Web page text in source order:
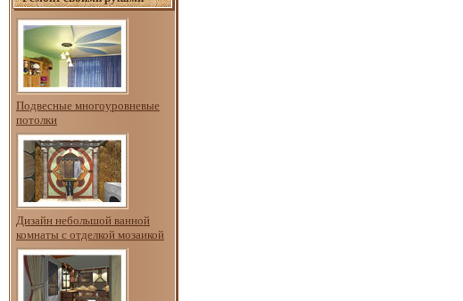
Подвесные многоуровневые
потолки
Дизайн небольшой ванной
комнаты с отделкой мозаикой